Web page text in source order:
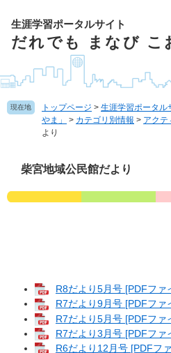
頭
生涯学習ポータルサイト
だれでも まなび こ
現在地 トップページ > 生涯学習ポータ
やま」
> カテゴリ別情報 > アクテ
より
柴宮地域公民館だより
R8だより5月号 [PDFファ
R7だより9月号 [PDFファ
R7だより5月号 [PDFファ
R7だより3月号 [PDFファ
R6だより12月号 [PDFフ